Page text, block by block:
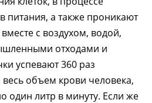
питания, а также проникают
с воздухом, водой,
отходами и
успевают 360 раз
весь объем крови человека,
один литр в минуту. Если же